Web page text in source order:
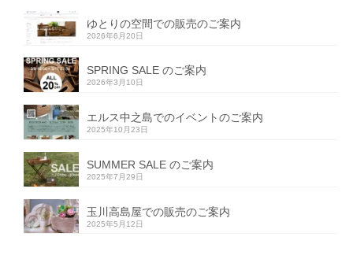
ゆとりの空間での販売のご案内
2026年6月20日
SPRING SALE のご案内
2026年3月10日
エルス中之島でのイベントのご案内
2025年10月23日
SUMMER SALE のご案内
2025年7月29日
玉川高島屋での販売のご案内
2025年5月12日